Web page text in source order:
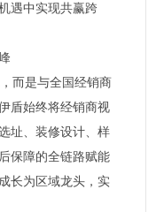
遇中实现共赢跨
而是与全国经销商
盾始终将经销商视
址、装修设计、样
保障的全链路赋能
长为区域龙头，实